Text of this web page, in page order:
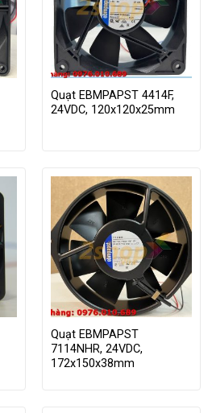
Quạt EBMPAPST 4414F,
24VDC, 120x120x25mm
Quạt EBMPAPST
7114NHR, 24VDC,
172x150x38mm